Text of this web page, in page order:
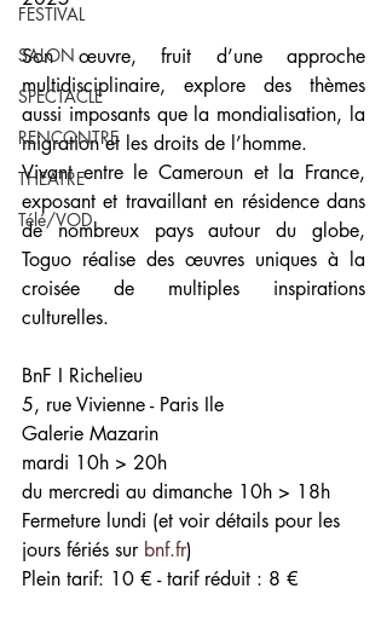
FESTIVAL
SALON
SPECTACLE
RENCONTRE
THEATRE
Télé/VOD
Son œuvre, fruit d’une approche
multidisciplinaire, explore des thèmes
aussi imposants que la mondialisation, la
migration et les droits de l’homme.
Vivant entre le Cameroun et la France,
exposant et travaillant en résidence dans
de nombreux pays autour du globe,
Toguo réalise des œuvres uniques à la
croisée de multiples inspirations
culturelles.
BnF I Richelieu
5, rue Vivienne - Paris Ile
Galerie Mazarin
mardi 10h > 20h
du mercredi au dimanche 10h > 18h
Fermeture lundi (et voir détails pour les
jours fériés sur bnf.fr)
Plein tarif: 10 € - tarif réduit : 8 €